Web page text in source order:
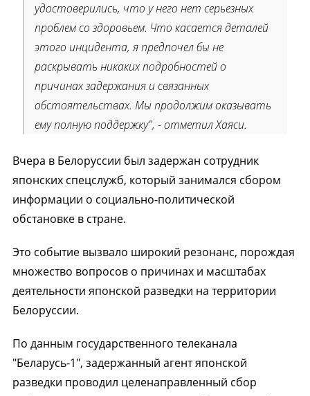
удостоверились, что у него нет серьезных
проблем со здоровьем. Что касается деталей
этого инцидента, я предпочел бы не
раскрывать никаких подробностей о
причинах задержания и связанных
обстоятельствах. Мы продолжим оказывать
ему полную поддержку", - отметил Хаяси.
Вчера в Белоруссии был задержан сотрудник
японских спецслужб, который занимался сбором
информации о социально-политической
обстановке в стране.
Это событие вызвало широкий резонанс, порождая
множество вопросов о причинах и масштабах
деятельности японской разведки на территории
Белоруссии.
По данным государственного телеканала
"Беларусь-1", задержанный агент японской
разведки проводил целенаправленный сбор